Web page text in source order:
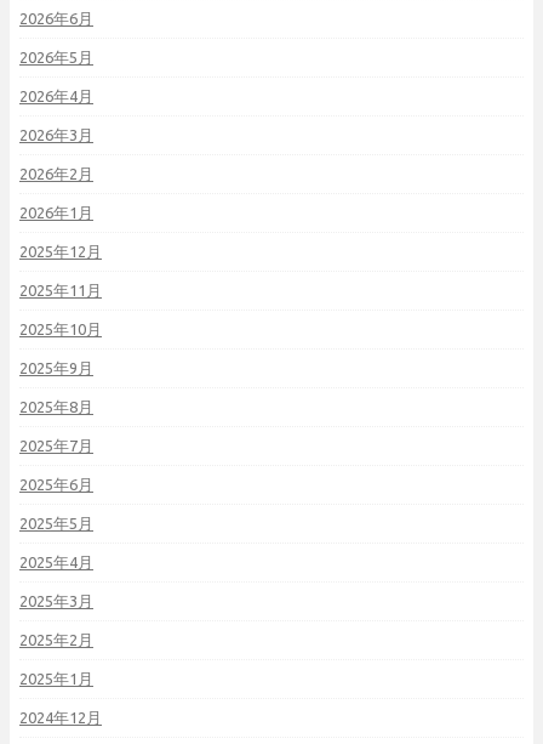
2026年6月
2026年5月
2026年4月
2026年3月
2026年2月
2026年1月
2025年12月
2025年11月
2025年10月
2025年9月
2025年8月
2025年7月
2025年6月
2025年5月
2025年4月
2025年3月
2025年2月
2025年1月
2024年12月